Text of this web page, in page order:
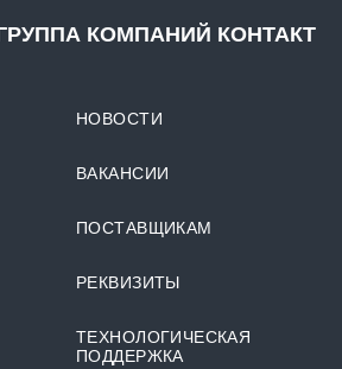
КОМПАНИЙ КОНТАКТ
НОВОСТИ
ВАКАНСИИ
ПОСТАВЩИКАМ
РЕКВИЗИТЫ
ТЕХНОЛОГИЧЕСКАЯ
ПОДДЕРЖКА